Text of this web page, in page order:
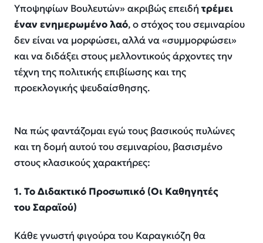
Υποψηφίων Βουλευτών» ακριβώς επειδή τρέμει
έναν ενημερωμένο λαό, ο στόχος του σεμιναρίου
δεν είναι να μορφώσει, αλλά να «συμμορφώσει»
και να διδάξει στους μελλοντικούς άρχοντες την
τέχνη της πολιτικής επιβίωσης και της
προεκλογικής ψευδαίσθησης.
Να πώς φαντάζομαι εγώ τους βασικούς πυλώνες
και τη δομή αυτού του σεμιναρίου, βασισμένο
στους κλασικούς χαρακτήρες:
1. Το Διδακτικό Προσωπικό (Οι Καθηγητές
τουΣαραϊού)
Κάθε γνωστή φιγούρα του Καραγκιόζη θα